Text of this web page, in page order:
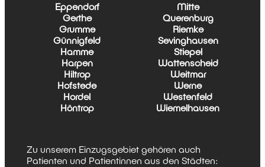
Eppendorf
Gerthe
Grumme
Günnigfeld
Hamme
Harpen
Hiltrop
Hofstede
Hordel
Höntrop
Mitte
Querenburg
Riemke
Sevinghausen
Stiepel
Wattenscheid
Weitmar
Werne
Westenfeld
Wiemelhausen
Zu unserem Einzugsgebiet gehören auch
Patienten und Patientinnen aus den Städten: